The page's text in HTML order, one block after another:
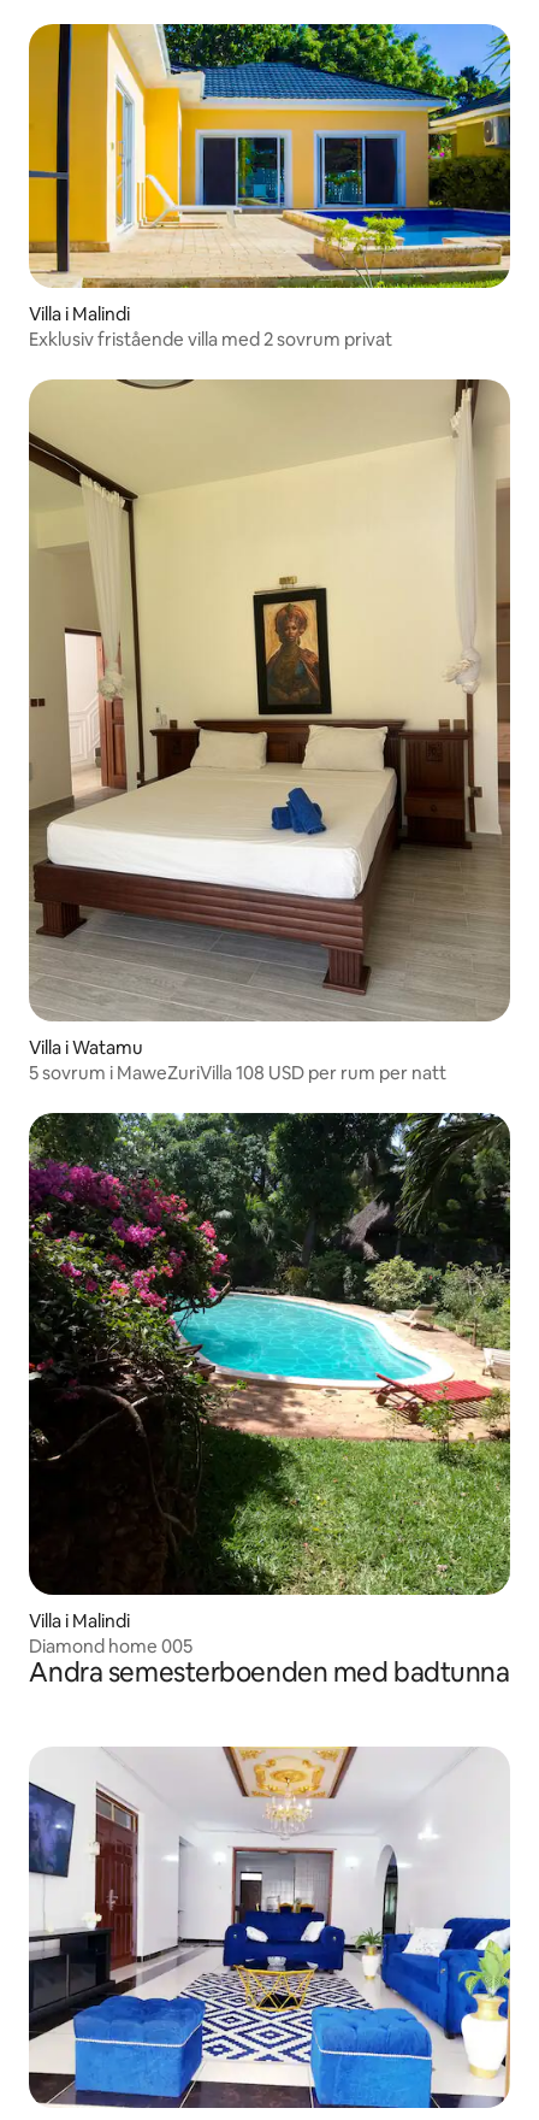
Villa i Malindi
Exklusiv fristående villa med 2 sovrum privat
Villa i Watamu
5 sovrum i MaweZuriVilla 108 USD per rum per natt
Villa i Malindi
Diamond home 005
Andra semesterboenden med badtunna